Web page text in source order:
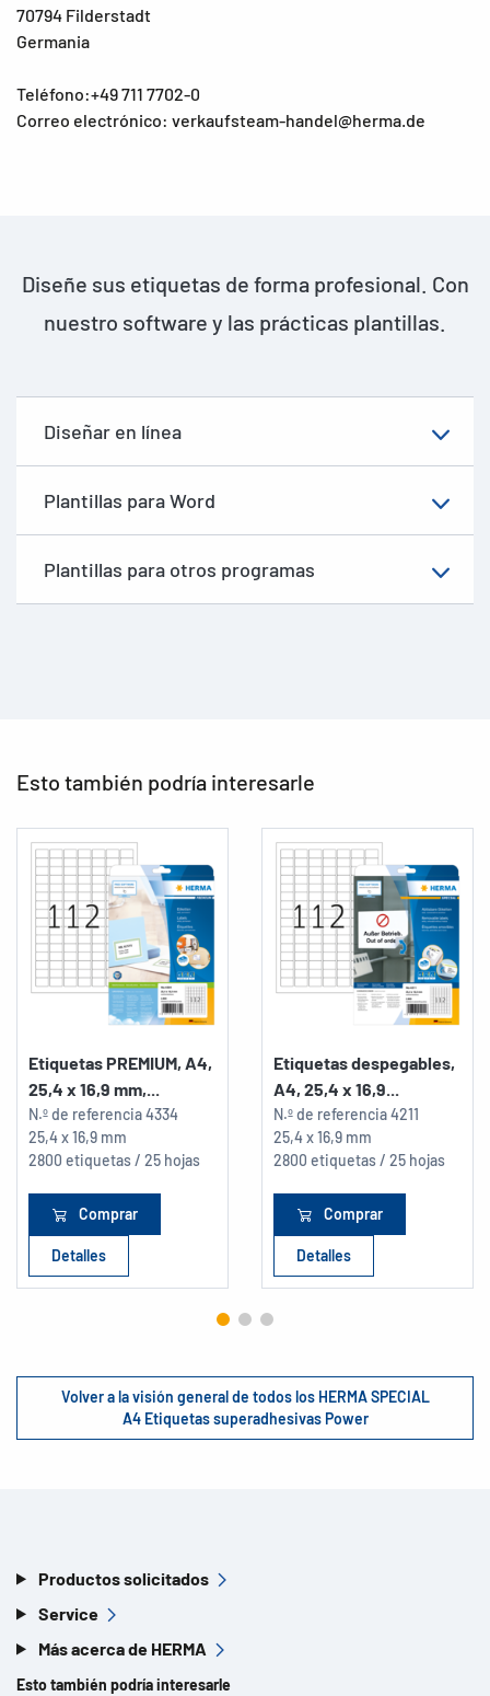
70794 Filderstadt
Germania
Teléfono:+49 711 7702-0
Correo electrónico: verkaufsteam-handel@herma.de
Diseñe sus etiquetas de forma profesional. Con
nuestro software y las prácticas plantillas.
Diseñar en línea
Plantillas para Word
Plantillas para otros programas
Esto también podría interesarle
Etiquetas PREMIUM, A4,
25,4 x 16,9 mm,...
N.º de referencia4334
25,4 x 16,9 mm
2800 etiquetas / 25 hojas
Comprar
Detalles
Etiquetas despegables,
A4, 25,4 x 16,9...
N.º de referencia4211
25,4 x 16,9 mm
2800 etiquetas / 25 hojas
Comprar
Detalles
Volver a la visión general de todos los HERMA SPECIAL
A4 Etiquetas superadhesivas Power
Productos solicitados
Service
Más acerca de HERMA
Esto también podría interesarle